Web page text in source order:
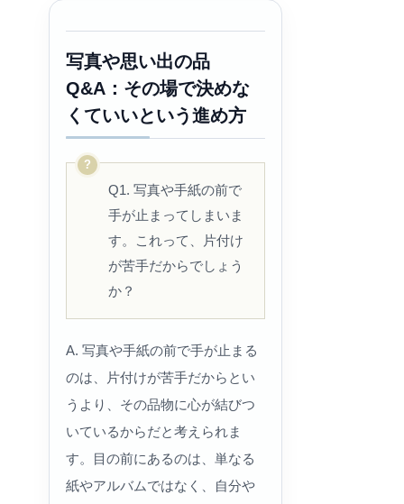
写真や思い出の品
Q&A：その場で決めな
くていいという進め方
Q1. 写真や手紙の前で
手が止まってしまいま
す。これって、片付け
が苦手だからでしょう
か？
A. 写真や手紙の前で手が止まる
のは、片付けが苦手だからとい
うより、その品物に心が結びつ
いているからだと考えられま
す。目の前にあるのは、単なる
紙やアルバムではなく、自分や